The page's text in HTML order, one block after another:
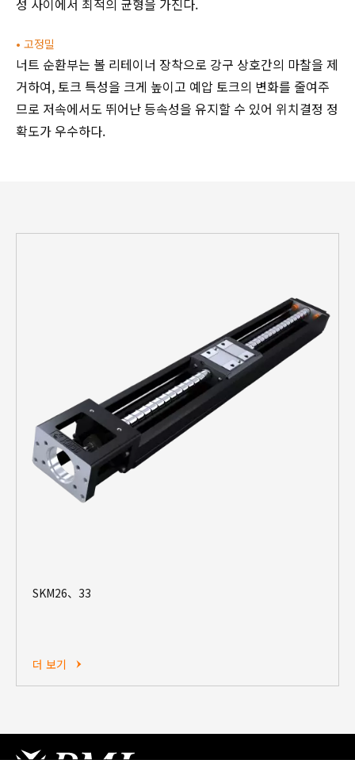
성 사이에서 최적의 균형을 가진다.
• 고정밀
너트 순환부는 볼 리테이너 장착으로 강구 상호간의 마찰을 제
거하여, 토크 특성을 크게 높이고 예압 토크의 변화를 줄여주
므로 저속에서도 뛰어난 등속성을 유지할 수 있어 위치결정 정
확도가 우수하다.
SKM26、33
더 보기